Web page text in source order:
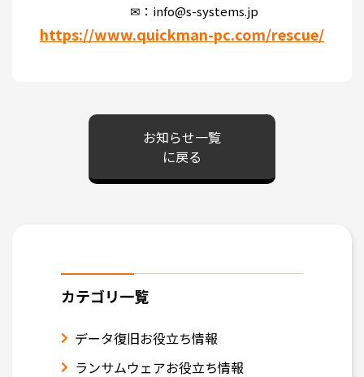
✉：info@s-systems.jp
https://www.quickman-pc.com/rescue/
お知らせ一覧
に戻る
カテゴリ一覧
データ復旧お役立ち情報
ランサムウェアお役立ち情報